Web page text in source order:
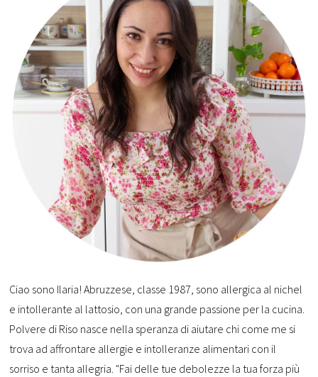
Ciao sono Ilaria! Abruzzese, classe 1987, sono allergica al nichel
e intollerante al lattosio, con una grande passione per la cucina.
Polvere di Riso nasce nella speranza di aiutare chi come me si
trova ad affrontare allergie e intolleranze alimentari con il
sorriso e tanta allegria. "Fai delle tue debolezze la tua forza più